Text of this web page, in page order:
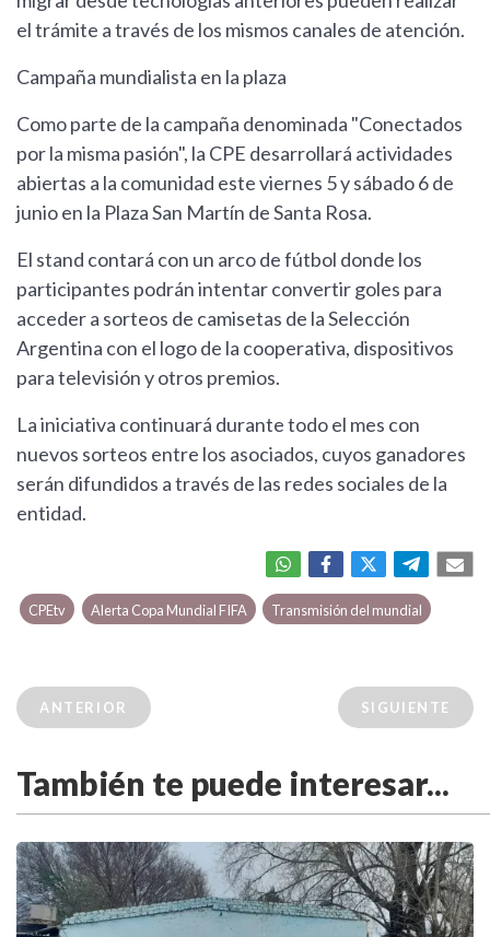
el trámite a través de los mismos canales de atención.
Campaña mundialista en la plaza
Como parte de la campaña denominada "Conectados
por la misma pasión", la CPE desarrollará actividades
abiertas a la comunidad este viernes 5 y sábado 6 de
junio en la Plaza San Martín de Santa Rosa.
El stand contará con un arco de fútbol donde los
participantes podrán intentar convertir goles para
acceder a sorteos de camisetas de la Selección
Argentina con el logo de la cooperativa, dispositivos
para televisión y otros premios.
La iniciativa continuará durante todo el mes con
nuevos sorteos entre los asociados, cuyos ganadores
serán difundidos a través de las redes sociales de la
entidad.
CPEtv Alerta Copa Mundial FIFA Transmisión del mundial
ANTERIOR SIGUIENTE
También te puede interesar...